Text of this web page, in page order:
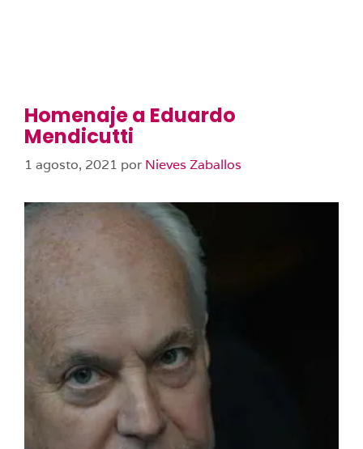
Homenaje a Eduardo
Mendicutti
1 agosto, 2021 por Nieves Zaballos